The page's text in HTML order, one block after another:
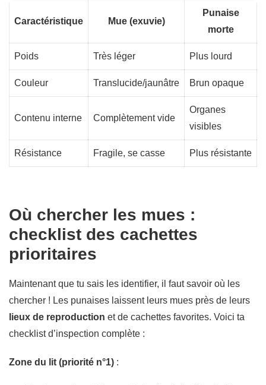
Caractéristique Mue (exuvie)
Punaise
morte
Poids Très léger Plus lourd
Couleur Translucide/jaunâtre Brun opaque
Contenu interne Complètement vide
Organes
visibles
Résistance Fragile, se casse Plus résistante
Où chercher les mues :
checklist des cachettes
prioritaires
Maintenant que tu sais les identifier, il faut savoir où les
chercher ! Les punaises laissent leurs mues près de leurs
lieux de reproduction et de cachettes favorites. Voici ta
checklist d’inspection complète :
Zone du lit (priorité n°1) :